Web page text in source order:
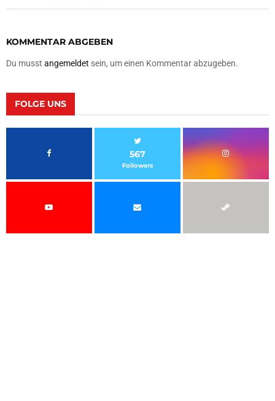
KOMMENTAR ABGEBEN
Du musst angemeldet sein, um einen Kommentar abzugeben.
FOLGE UNS
567
Followers